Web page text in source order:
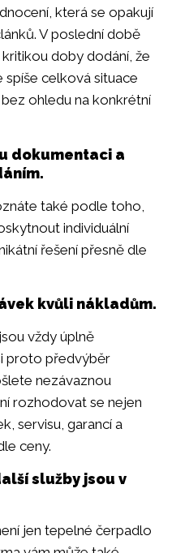
která se opakují
V poslední době
doby dodání, že
celková situace
ohledu na konkrétní
dokumentaci a
také podle toho,
individuální
řešení přesně dle
kvůli nákladům.
vždy úplně
proto předvýběr
nezávaznou
rozhodovat se nejen
servisu, garancí a
ceny.
služby jsou v
jen tepelné čerpadlo